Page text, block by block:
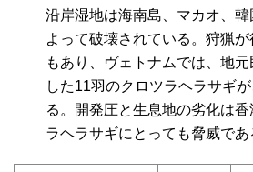
沿岸湿地は海南島、マカオ、
よって破壊されている。狩猟
もあり、ヴェトナムでは、地
した11羽のクロツラヘラサギ
る。開発圧と生息地の劣化は
ラヘラサギにとっても脅威であ